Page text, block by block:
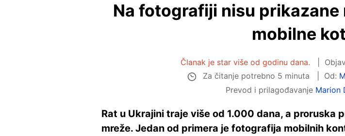
Na fotografiji nisu
mobilne
Članak je star više od godinu dana.
Za čitanje potrebno 5 minuta
Od:
Prevod i prilagođavanje Marion
Rat u Ukrajini traje više od 1.000 dana, a proruska
mreže. Jedan od primera je fotografija mobilnih